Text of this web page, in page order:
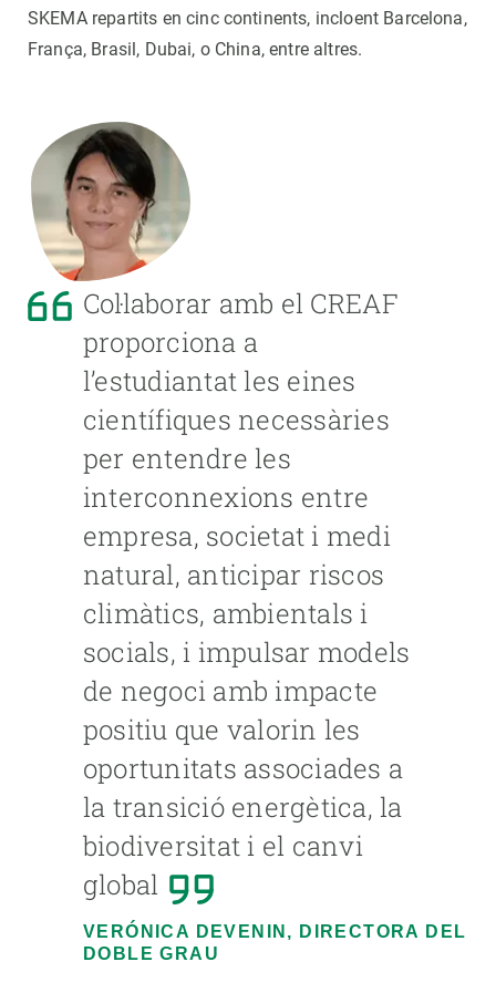
SKEMA repartits en cinc continents, incloent Barcelona,
França, Brasil, Dubai, o China, entre altres.
Col·laborar amb el CREAF
proporciona a
l’estudiantat les eines
científiques necessàries
per entendre les
interconnexions entre
empresa, societat i medi
natural, anticipar riscos
climàtics, ambientals i
socials, i impulsar models
de negoci amb impacte
positiu que valorin les
oportunitats associades a
la transició energètica, la
biodiversitat i el canvi
global
VERÓNICA DEVENIN, DIRECTORA DEL
DOBLE GRAU